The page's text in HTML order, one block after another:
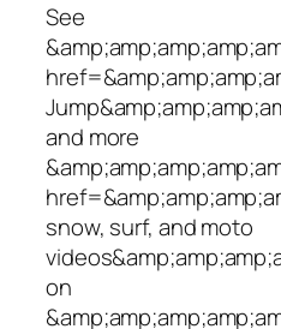
See
and more
snow, surf, and moto
on